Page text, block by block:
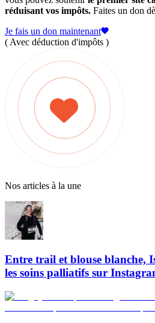
réduisant vos impôts. Faites un don
Je fais un don maintenant
( Avec déduction d'impôts )
Nos articles à la une
Entre trail et blouse blanche,
les soins palliatifs sur